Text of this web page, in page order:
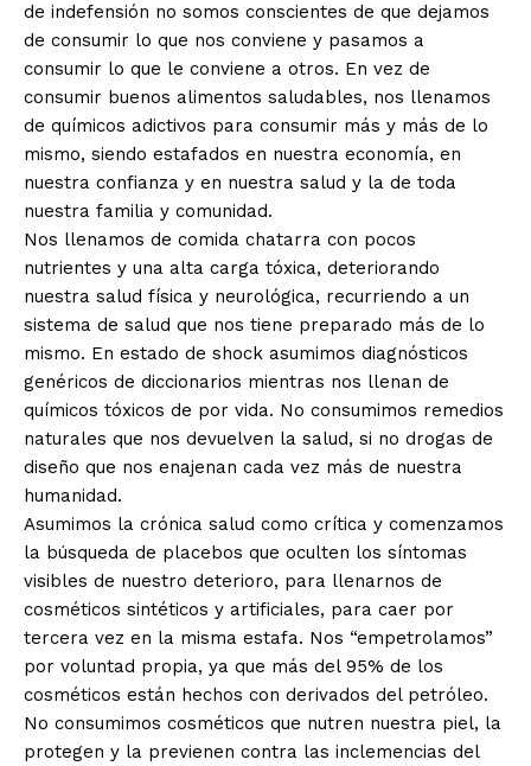
de indefensión no somos conscientes de que dejamos
de consumir lo que nos conviene y pasamos a
consumir lo que le conviene a otros. En vez de
consumir buenos alimentos saludables, nos llenamos
de químicos adictivos para consumir más y más de lo
mismo, siendo estafados en nuestra economía, en
nuestra confianza y en nuestra salud y la de toda
nuestra familia y comunidad.
Nos llenamos de comida chatarra con pocos
nutrientes y una alta carga tóxica, deteriorando
nuestra salud física y neurológica, recurriendo a un
sistema de salud que nos tiene preparado más de lo
mismo. En estado de shock asumimos diagnósticos
genéricos de diccionarios mientras nos llenan de
químicos tóxicos de por vida. No consumimos remedios
naturales que nos devuelven la salud, si no drogas de
diseño que nos enajenan cada vez más de nuestra
humanidad.
Asumimos la crónica salud como crítica y comenzamos
la búsqueda de placebos que oculten los síntomas
visibles de nuestro deterioro, para llenarnos de
cosméticos sintéticos y artificiales, para caer por
tercera vez en la misma estafa. Nos “empetrolamos”
por voluntad propia, ya que más del 95% de los
cosméticos están hechos con derivados del petróleo.
No consumimos cosméticos que nutren nuestra piel, la
protegen y la previenen contra las inclemencias del